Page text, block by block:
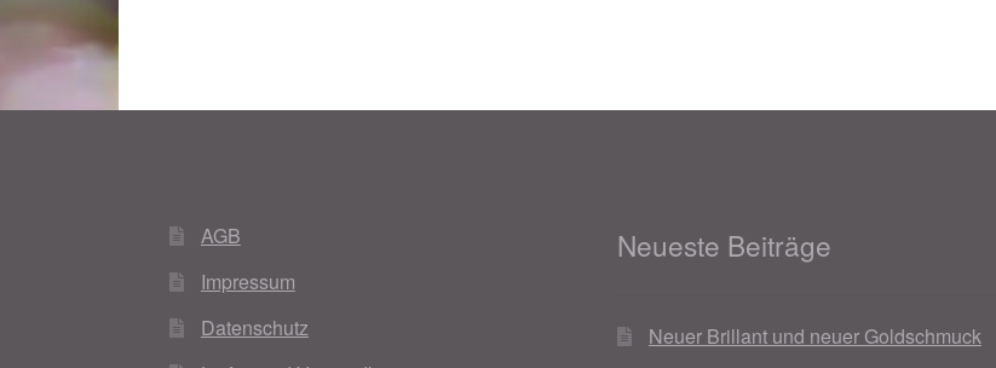
AGB
Impressum
Datenschutz
Neueste Beiträge
Neuer Brillant und neuer Goldschmuck